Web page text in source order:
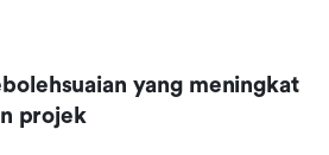
yang meningkat
projek